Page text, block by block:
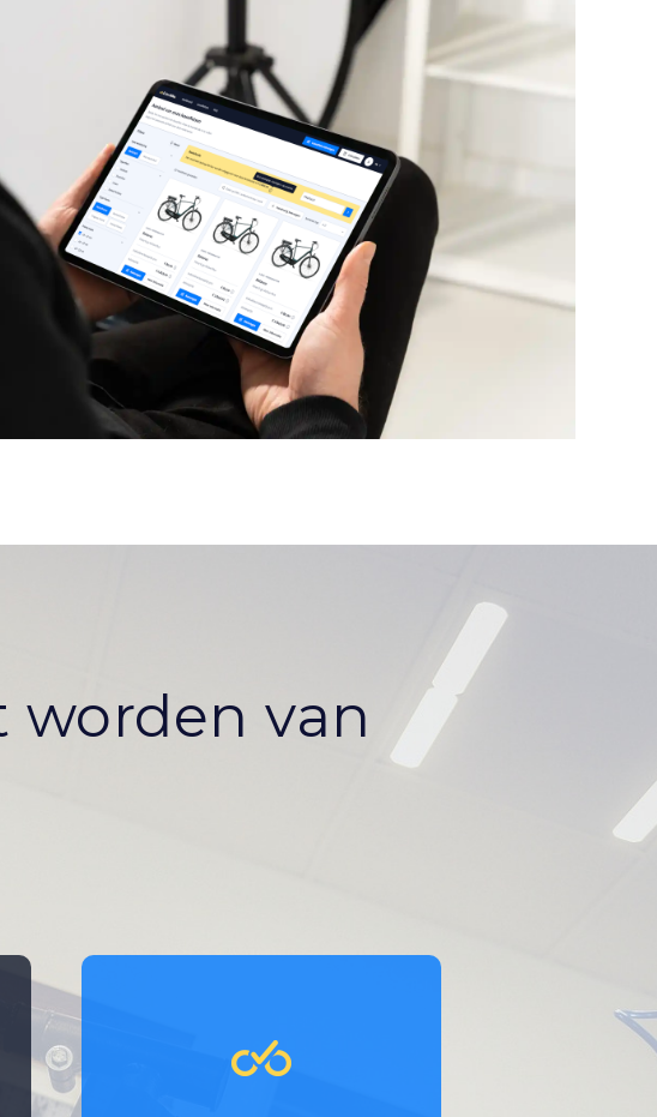
van
Je hebt een gestroomlijnd
online proces voor het